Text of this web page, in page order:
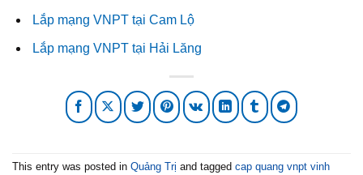
Lắp mạng VNPT tại Cam Lộ
Lắp mạng VNPT tại Hải Lăng
This entry was posted in Quảng Trị and tagged cap quang vnpt vinh